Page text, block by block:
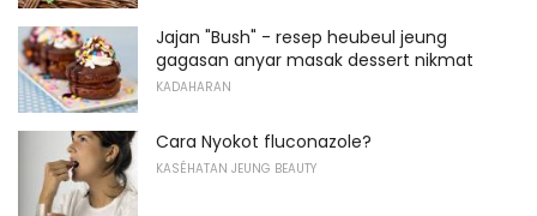
Jajan "Bush" - resep heubeul jeung
gagasan anyar masak dessert nikmat
KADAHARAN
Cara Nyokot fluconazole?
KASÉHATAN JEUNG BEAUTY